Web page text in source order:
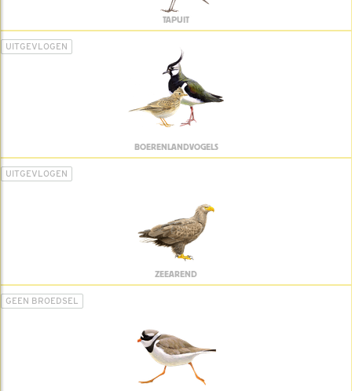
TAPUIT
UITGEVLOGEN
BOERENLANDVOGELS
UITGEVLOGEN
ZEEAREND
GEEN BROEDSEL